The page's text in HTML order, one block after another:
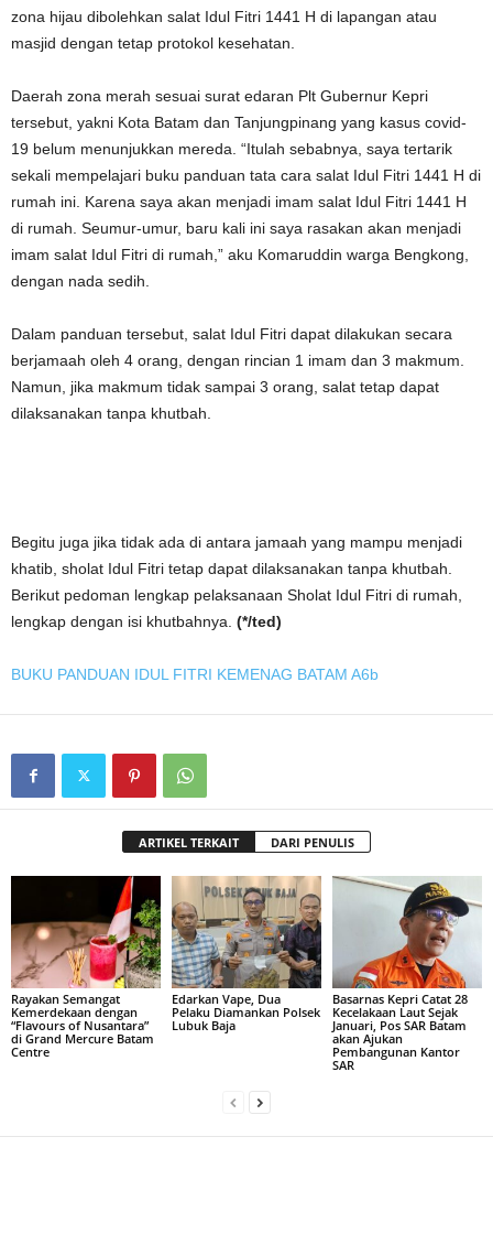
zona hijau dibolehkan salat Idul Fitri 1441 H di lapangan atau
masjid dengan tetap protokol kesehatan.
Daerah zona merah sesuai surat edaran Plt Gubernur Kepri
tersebut, yakni Kota Batam dan Tanjungpinang yang kasus covid-
19 belum menunjukkan mereda. “Itulah sebabnya, saya tertarik
sekali mempelajari buku panduan tata cara salat Idul Fitri 1441 H di
rumah ini. Karena saya akan menjadi imam salat Idul Fitri 1441 H
di rumah. Seumur-umur, baru kali ini saya rasakan akan menjadi
imam salat Idul Fitri di rumah,” aku Komaruddin warga Bengkong,
dengan nada sedih.
Dalam panduan tersebut, salat Idul Fitri dapat dilakukan secara
berjamaah oleh 4 orang, dengan rincian 1 imam dan 3 makmum.
Namun, jika makmum tidak sampai 3 orang, salat tetap dapat
dilaksanakan tanpa khutbah.
Begitu juga jika tidak ada di antara jamaah yang mampu menjadi
khatib, sholat Idul Fitri tetap dapat dilaksanakan tanpa khutbah.
Berikut pedoman lengkap pelaksanaan Sholat Idul Fitri di rumah,
lengkap dengan isi khutbahnya. (*/ted)
BUKU PANDUAN IDUL FITRI KEMENAG BATAM A6b
ARTIKEL TERKAIT DARI PENULIS
Rayakan Semangat
Kemerdekaan dengan
“Flavours of Nusantara”
di Grand Mercure Batam
Centre
Edarkan Vape, Dua
Pelaku Diamankan Polsek
Lubuk Baja
Basarnas Kepri Catat 28
Kecelakaan Laut Sejak
Januari, Pos SAR Batam
akan Ajukan
Pembangunan Kantor
SAR